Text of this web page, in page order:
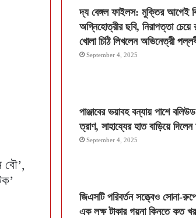
বৌ’,
দ্য বেঙ্গল ফাইলস: মুক্তির আগেই
অগ্নিহোত্রীর ছবি, নিরাপত্তা চেয়ে
খোলা চিঠি লিখলেন অভিনেত্রী
September 4, 2025
পাঞ্জাবের ভয়াবহ বন্যায় পাশে
ত্রাণ, সাহায্যের হাত বাড়িয়ে
September 4, 2025
জিএসটি পরিবর্তন সত্ত্বেও সোনা-
এক লক্ষ টাকার গয়না কিনতে কত